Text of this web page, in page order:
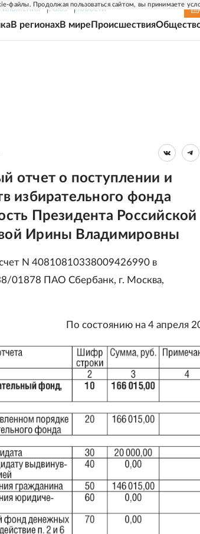
файлы. Продолжая пользоваться сайтом, вы принимаете
СОЮЗ НОВОСТИ
В регионахВ мире Происшествия
отчет о поступлении и
избирательного фонда
Президента Российской
Ирины Владимировны
N 40810810338009426990 в
01878 ПАО Сбербанк, г. Москва,
По состоянию на 4 апреля